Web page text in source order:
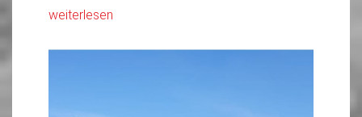
weiterlesen